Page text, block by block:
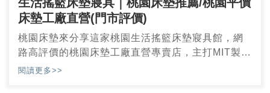
床墊工廠直營(門市評價)
桃園床墊來分享這家桃園生活搖籃床墊寢具館，網
路高評價的桃園床墊工廠直營專賣店，主打MIT製造
乳膠獨立筒床墊專賣，生活搖籃床墊用料實在以及
閱讀更多>>